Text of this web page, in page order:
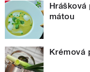
mátou
Krémová